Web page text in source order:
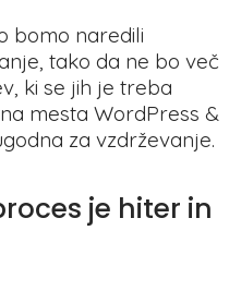
bomo naredili
tako da ne bo več
ki se jih je treba
mesta WordPress &
za vzdrževanje.
je hiter in